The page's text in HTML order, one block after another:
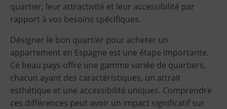
quartier, leur attractivité et leur accessibilité par
rapport à vos besoins spécifiques.
Désigner le bon quartier pour acheter un
appartement en Espagne est une étape importante.
Ce beau pays offre une gamme variée de quartiers,
chacun ayant des caractéristiques, un attrait
esthétique et une accessibilité uniques. Comprendre
ces différences peut avoir un impact significatif sur